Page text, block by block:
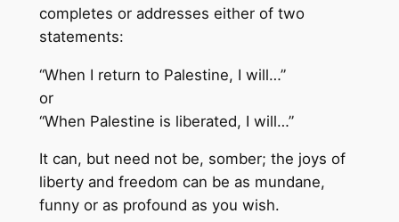
completes or addresses either of two
statements:
“When I return to Palestine, I will…”
or
“When Palestine is liberated, I will…”
It can, but need not be, somber; the joys of
liberty and freedom can be as mundane,
funny or as profound as you wish.